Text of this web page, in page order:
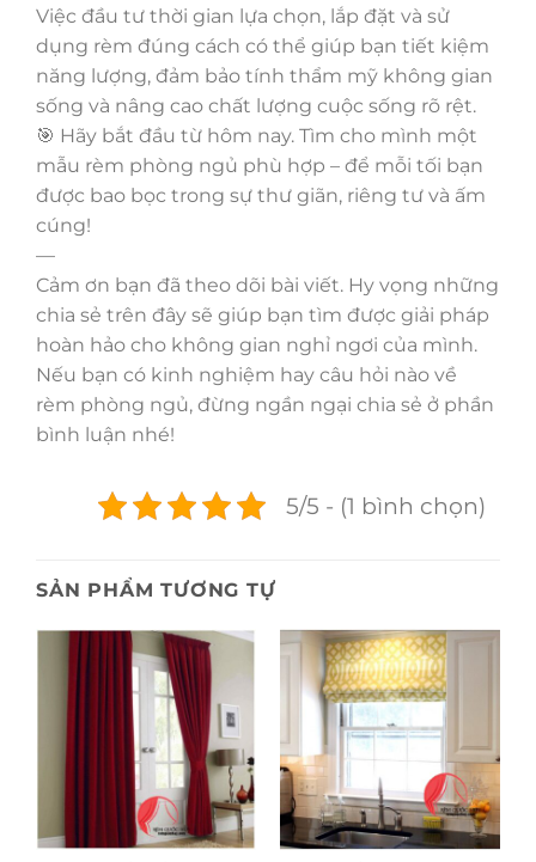
Việc đầu tư thời gian lựa chọn, lắp đặt và sử
dụng rèm đúng cách có thể giúp bạn tiết kiệm
năng lượng, đảm bảo tính thẩm mỹ không gian
sống và nâng cao chất lượng cuộc sống rõ rệt.
🎯 Hãy bắt đầu từ hôm nay. Tìm cho mình một
mẫu rèm phòng ngủ phù hợp – để mỗi tối bạn
được bao bọc trong sự thư giãn, riêng tư và ấm
cúng!
—
Cảm ơn bạn đã theo dõi bài viết. Hy vọng những
chia sẻ trên đây sẽ giúp bạn tìm được giải pháp
hoàn hảo cho không gian nghỉ ngơi của mình.
Nếu bạn có kinh nghiệm hay câu hỏi nào về
rèm phòng ngủ, đừng ngần ngại chia sẻ ở phần
bình luận nhé!
5/5 - (1 bình chọn)
SẢN PHẨM TƯƠNG TỰ